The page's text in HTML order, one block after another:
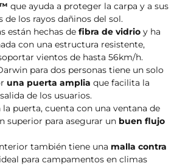
que ayuda a proteger la carpa y a sus
de los rayos dañinos del sol.
están hechas de fibra de vidrio y ha
con una estructura resistente,
vientos de hasta 56km/h.
para dos personas tiene un solo
una puerta amplia que facilita la
de los usuarios.
puerta, cuenta con una ventana de
superior para asegurar un buen flujo
también tiene una malla contra
para campamentos en climas